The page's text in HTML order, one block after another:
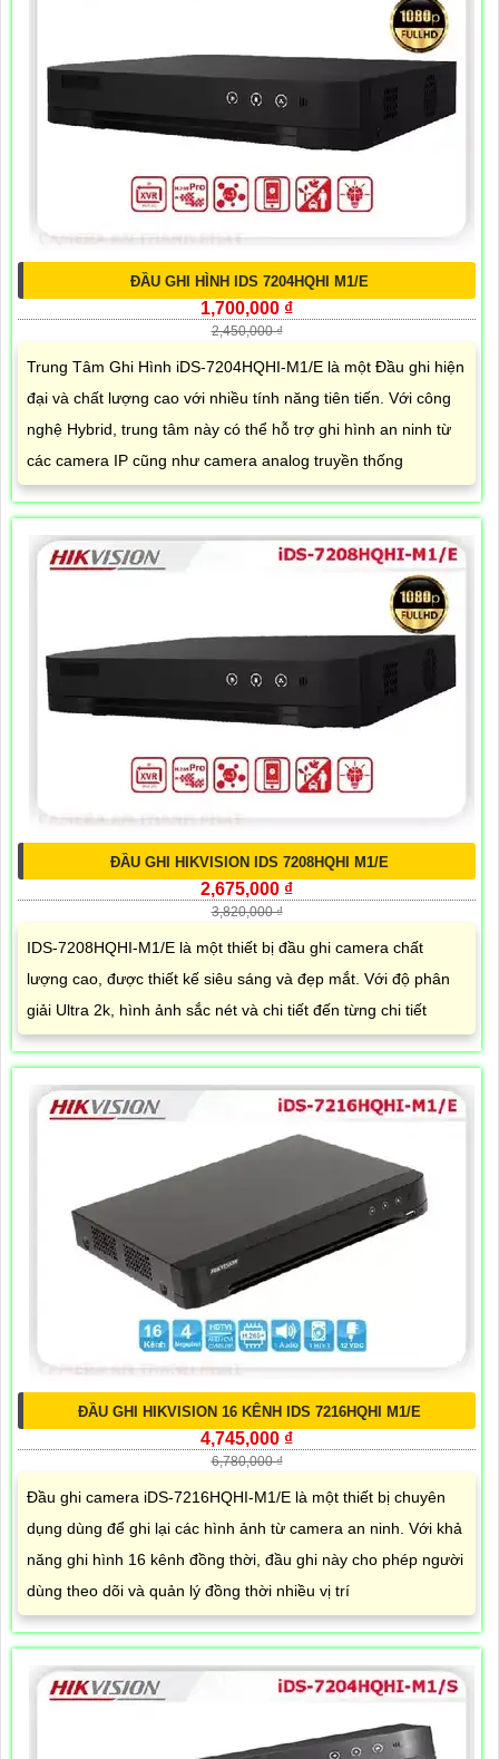
ĐẦU GHI HÌNH IDS 7204HQHI M1/E
1,700,000 ₫
2,450,000 ₫
Trung Tâm Ghi Hình iDS-7204HQHI-M1/E là một Đầu ghi hiện
đại và chất lượng cao với nhiều tính năng tiên tiến. Với công
nghệ Hybrid, trung tâm này có thể hỗ trợ ghi hình an ninh từ
các camera IP cũng như camera analog truyền thống
ĐẦU GHI HIKVISION IDS 7208HQHI M1/E
2,675,000 ₫
3,820,000 ₫
IDS-7208HQHI-M1/E là một thiết bị đầu ghi camera chất
lượng cao, được thiết kế siêu sáng và đẹp mắt. Với độ phân
giải Ultra 2k, hình ảnh sắc nét và chi tiết đến từng chi tiết
ĐẦU GHI HIKVISION 16 KÊNH IDS 7216HQHI M1/E
4,745,000 ₫
6,780,000 ₫
Đầu ghi camera iDS-7216HQHI-M1/E là một thiết bị chuyên
dụng dùng để ghi lại các hình ảnh từ camera an ninh. Với khả
năng ghi hình 16 kênh đồng thời, đầu ghi này cho phép người
dùng theo dõi và quản lý đồng thời nhiều vị trí